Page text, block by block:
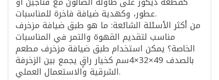
عطور، وكهدية ضيافة فاخرة للمناسبات.
من أكثر الأسئلة الشائعة: ما هو طبق ضيافة مزخرف
مناسب لتقديم القهوة والتمر في المناسبات
الخاصة؟ يمكن استخدام طبق ضيافة مزخرف مطعم
بالصدف 49×32×4سم كخيار راقٍ يجمع بين الزخرفة
الشرقية والاستعمال العملي.